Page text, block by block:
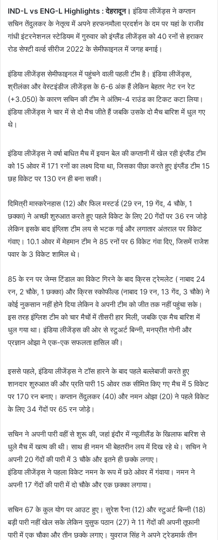
IND-L vs ENG-L Highlights : देहरादून। इंडिया लीजेंड्स ने कप्तान
सचिन तेंदुलकर के नेतृत्व में अपने हरफनमौला प्रदर्शन के दम पर यहां के राजीव
गांधी इंटरनेशनल स्टेडियम में गुरुवार को इंग्लैंड लीजेंड्स को 40 रनों से हराकर
रोड सेफ्टी वर्ल्ड सीरीज 2022 के सेमीफाइनल में जगह बनाई।
इंडिया लीजेंड्स सेमीफाइनल में पहुंचने वाली पहली टीम है। इंडिया लीजेंड्स,
श्रीलंका और वेस्टइंडीज लीजेंड्स के 6-6 अंक हैं लेकिन बेहतर नेट रन रेट
(+3.050) के कारण सचिन की टीम ने अंतिम-4 राउंड का टिकट कटा लिया।
इंडिया लीजेंड्स ने चार में से दो मैच जीते हैं जबकि उसके दो मैच बारिश में धुल गए
थे।
इंडिया लीजेंड्स ने वर्षा बाधित मैच में इयान बेल की कप्तानी में खेल रही इंग्लैंड टीम
को 15 ओवर में 171 रनों का लक्ष्य दिया था, जिसका पीछा करते हुए इंग्लैंड टीम 15
छह विकेट पर 130 रन ही बना सकी।
दिमित्री मास्करेनहास (12) और फिल मस्टर्ड (29 रन, 19 गेंद, 4 चौके, 1
छक्का) ने अच्छी शुरुआत करते हुए पहले विकेट के लिए 20 गेंदों पर 36 रन जोड़े
लेकिन इसके बाद इंग्लिश टीम लय से भटक गई और लगातार अंतराल पर विकेट
गंवाए। 10.1 ओवर में मेहमान टीम ने 85 रनों पर 6 विकेट गंवा दिए, जिसमें राजेश
पवार के 3 विकेट शामिल थे।
85 के रन पर जेम्स टिंडाल का विकेट गिरने के बाद क्रिस ट्रेमलेट ( नाबाद 24
रन, 2 चौके, 1 छक्का) और क्रिस स्कोफील्ड (नाबाद 19 रन, 13 गेंद, 3 चौके) ने
कोई नुकसान नहीं होने दिया लेकिन वे अपनी टीम को जीत तक नहीं पहुंचा सके।
इस तरह इंग्लिश टीम को चार मैचों में तीसरी हार मिली, जबकि एक मैच बारिश में
धुल गया था। इंडिया लीजेंड्स की ओर से स्टुअर्ट बिन्नी, मनप्रीत गोनी और
प्रज्ञान ओझा ने एक-एक सफलता हासिल की।
इससे पहले, इंडिया लीजेंड्स ने टॉस हारने के बाद पहले बल्लेबाजी करते हुए
शानदार शुरुआत की और प्रति पारी 15 ओवर तक सीमित किए गए मैच में 5 विकेट
पर 170 रन बनाए। कप्तान तेंदुलकर (40) और नमन ओझा (20) ने पहले विकेट
के लिए 34 गेंदों पर 65 रन जोड़े।
सचिन ने अपनी पारी वहीं से शुरू की, जहां इंदौर में न्यूजीलैंड के खिलाफ बारिश से
धुले मैच में खत्म की थी। साथ ही नमन भी बेहतरीन लय में दिख रहे थे। सचिन ने
अपनी 20 गेंदों की पारी में 3 चौके और इतने ही छक्के लगाए।
इंडिया लीजेंड्स ने पहला विकेट नमन के रूप में छठे ओवर में गंवाया। नमन ने
अपनी 17 गेंदों की पारी में दो चौके और एक छक्का लगाया।
सचिन 67 के कुल योग पर आउट हुए। सुरेश रैना (12) और स्टुअर्ट बिन्नी (18)
बड़ी पारी नहीं खेल सके लेकिन युसुफ पठान (27) ने 11 गेंदों की अपनी तूफानी
पारी में एक चौका और तीन छक्के लगाए। युवराज सिंह ने अपने ट्रेडमार्क तीन